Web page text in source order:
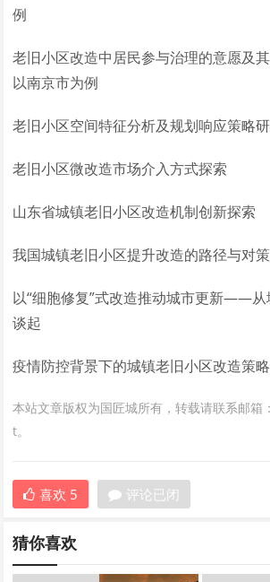
例
老旧小区改造中居民参与治理的意愿
以南京市为例
老旧小区空间特征分析及规划响应策略
老旧小区微改造市场介入方式探索
山东省城镇老旧小区改造机制创新探索
我国城镇老旧小区提升改造的路径与对
以“细胞修复”式改造推动城市更新——从
谈起
疫情防控背景下的城镇老旧小区改造策
本站文章版权为国匠城所有，转载请联系邮
t。
喜欢 5 评论已闭
猜你喜欢